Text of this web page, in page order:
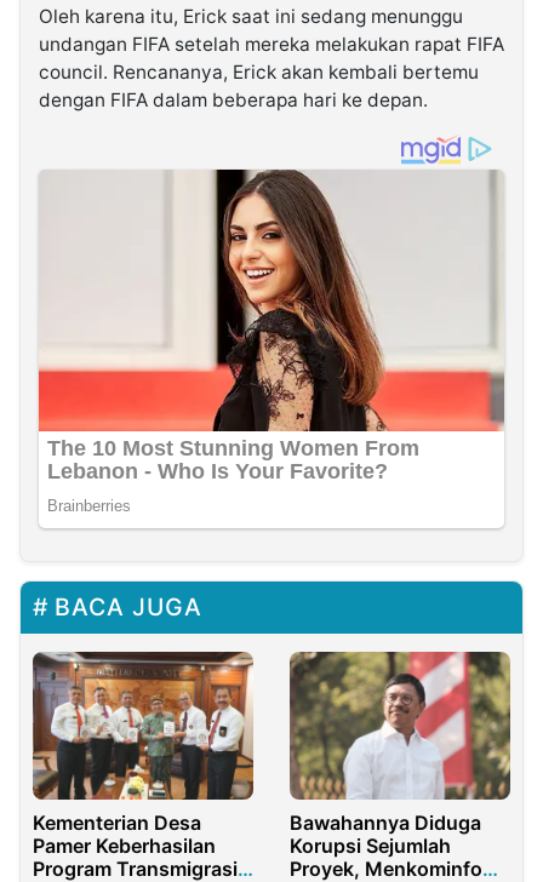
Oleh karena itu, Erick saat ini sedang menunggu
undangan FIFA setelah mereka melakukan rapat FIFA
council. Rencananya, Erick akan kembali bertemu
dengan FIFA dalam beberapa hari ke depan.
BACA JUGA
Kementerian Desa
Pamer Keberhasilan
Program Transmigrasi
Bawahannya Diduga
Korupsi Sejumlah
Proyek, Menkominfo